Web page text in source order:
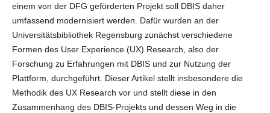
einem von der DFG geförderten Projekt soll DBIS daher
umfassend modernisiert werden. Dafür wurden an der
Universitätsbibliothek Regensburg zunächst verschiedene
Formen des User Experience (UX) Research, also der
Forschung zu Erfahrungen mit DBIS und zur Nutzung der
Plattform, durchgeführt. Dieser Artikel stellt insbesondere die
Methodik des UX Research vor und stellt diese in den
Zusammenhang des DBIS-Projekts und dessen Weg in die